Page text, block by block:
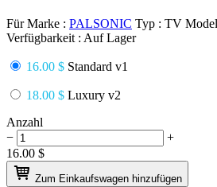
Für Marke : PALSONIC Typ : TV
Verfügbarkeit : Auf Lager
16.00 $ Standard v1
18.00 $ Luxury v2
Anzahl
−
+
16.00 $
Zum Einkaufswagen hinzufügen